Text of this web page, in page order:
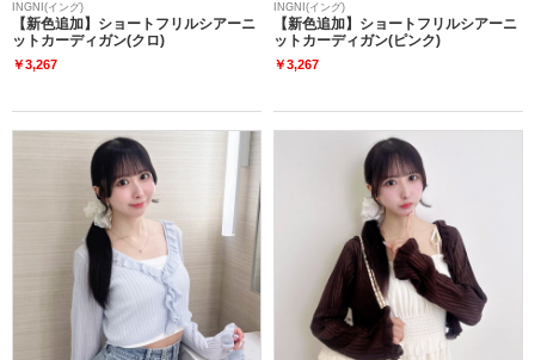
INGNI(イング)
【新色追加】ショートフリルシアーニ
ットカーディガン(クロ)
￥3,267
INGNI(イング)
【新色追加】ショートフリルシアーニ
ットカーディガン(ピンク)
￥3,267